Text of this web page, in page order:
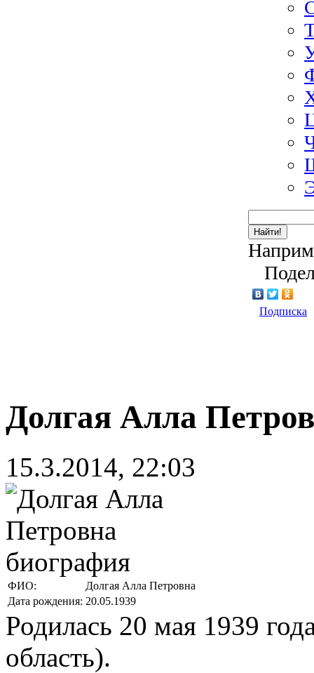
Найти!
Подписка
Долгая Алла
15.3.2014, 22:03
ФИО:
Долгая Алла Петровна
Дата рождения: 20.05.1939
Родилась 20 мая 1939
область).